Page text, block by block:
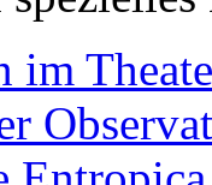
im